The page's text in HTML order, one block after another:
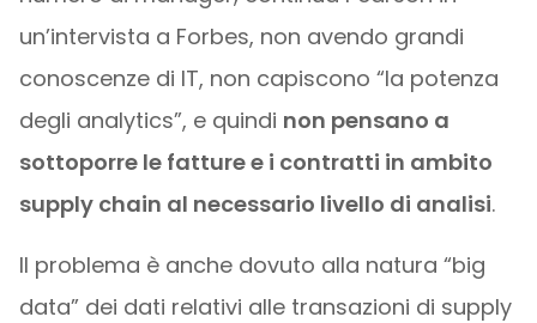
un’intervista a Forbes, non avendo grandi
conoscenze di IT, non capiscono “la potenza
degli analytics”, e quindi non pensano a
sottoporre le fatture e i contratti in ambito
supply chain al necessario livello di analisi.
Il problema è anche dovuto alla natura “big
data” dei dati relativi alle transazioni di supply